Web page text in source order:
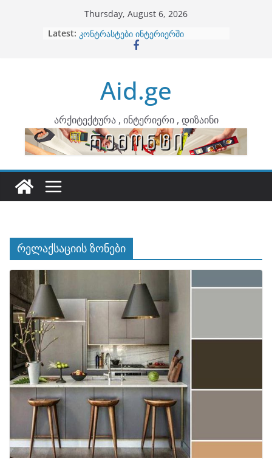
Thursday, August 6, 2026
Latest: ბინების გაერთიანება
კონტრასტები ინტერიერში
ინტერიერის დიზიანი
არტემიდი წარმოგიდგენთ
Aid.ge
არქიტექტურა , ინტერიერი , დიზაინი
რელაქსაციის ზონები